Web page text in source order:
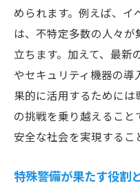
められます。例えば、イ
は、不特定多数の人々
立ちます。加えて、最新
やセキュリティ機器の導
果的に活用するためには
の挑戦を乗り越えること
安全な社会を実現するこ
特殊警備が果たす役割